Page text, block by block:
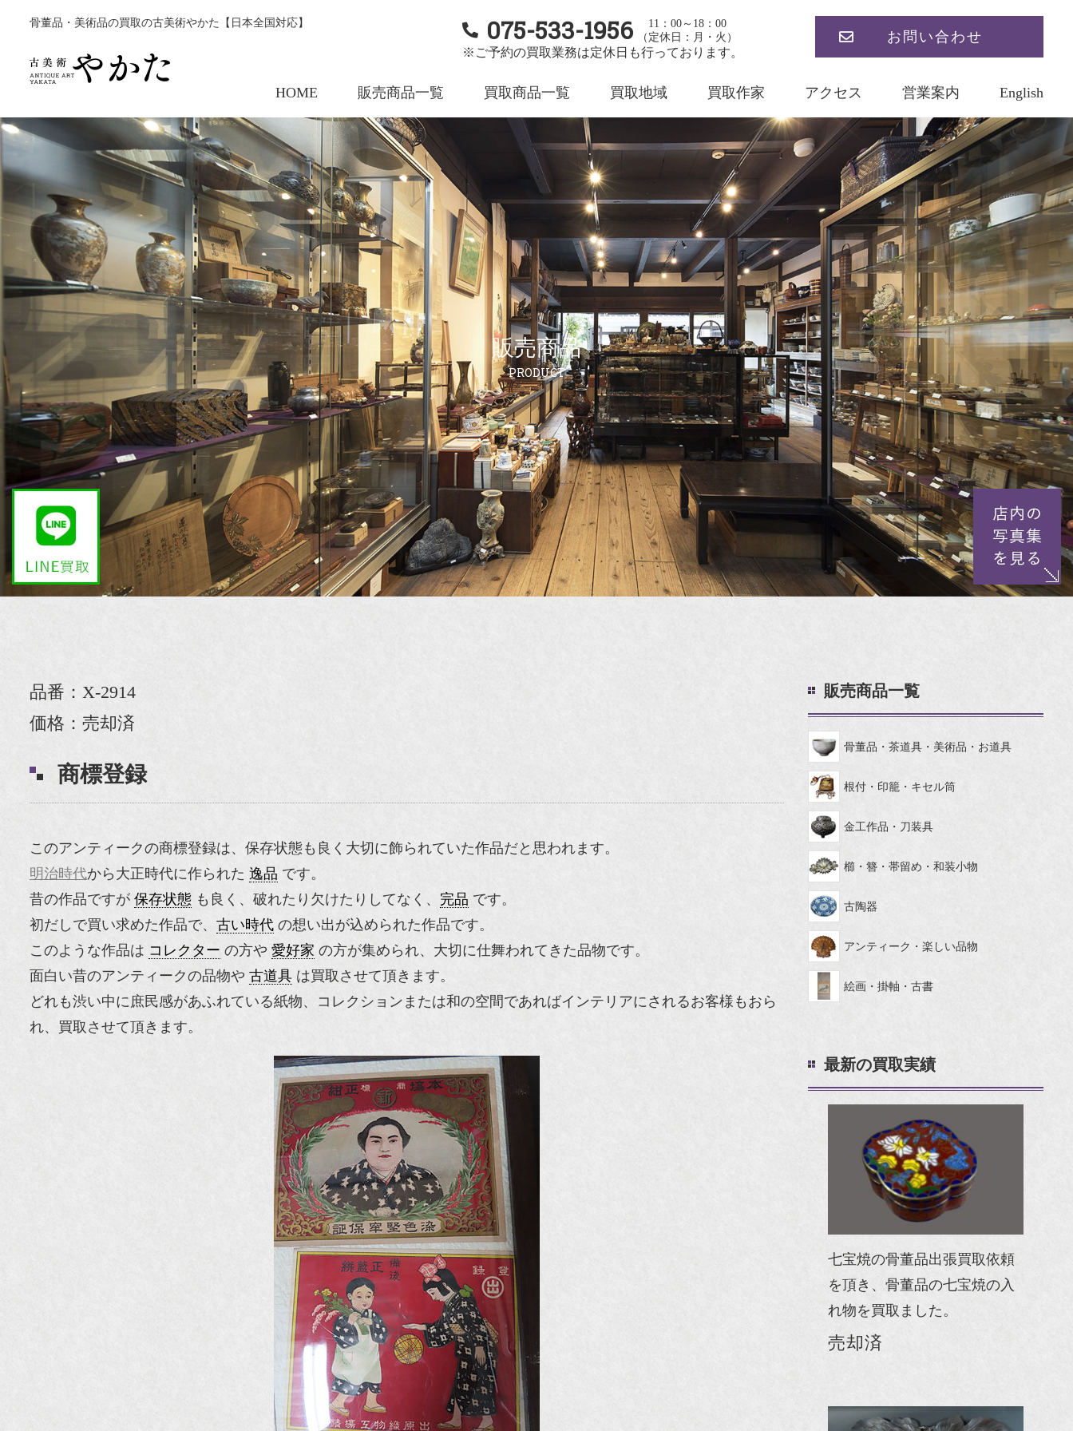
骨董品・美術品の買取の古美術やかた【日本全国対応】 075-533-1956
11：00～18：00
（定休日：月・火）
※ご予約の買取業務は定休日も行っております。
お問い合わせ
HOME 販売商品一覧 買取商品一覧 買取地域 買取作家 アクセス 営業案内 English
販売商品
PRODUCT
品番：X-2914
価格：売却済
商標登録
このアンティークの商標登録は、保存状態も良く大切に飾られていた作品だと思われます。
明治時代から大正時代に作られた 逸品 です。
昔の作品ですが 保存状態 も良く、破れたり欠けたりしてなく、 完品 です。
初だしで買い求めた作品で、 古い時代 の想い出が込められた作品です。
このような作品は コレクター の方や 愛好家 の方が集められ、大切に仕舞われてきた品物です。
面白い昔のアンティークの品物や 古道具 は買取させて頂きます。
どれも渋い中に庶民感があふれている紙物、コレクションまたは和の空間であればインテリアにされるお客様もおら
れ、買取させて頂きます。
販売商品一覧
骨董品・茶道具・美術品・お道具
根付・印籠・キセル筒
金工作品・刀装具
櫛・簪・帯留め・和装小物
古陶器
アンティーク・楽しい品物
絵画・掛軸・古書
最新の買取実績
七宝焼の骨董品出張買取依頼
を頂き、骨董品の七宝焼の入
れ物を買取ました。
売却済